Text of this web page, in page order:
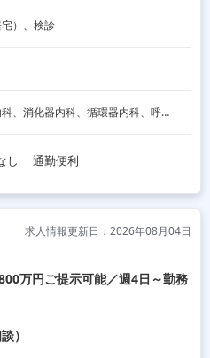
）、検診
内分泌内科、一般内科、消化器内科、循環器内科、呼吸器内科、血液内科、脳神経内科、老人内科、一般外科、消化器外科、その他
し 通勤便利
求人情報更新日：2026年08月04日
万円ご提示可能／週4日～勤務
）